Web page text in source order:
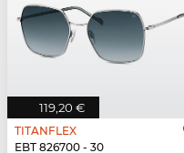
119,20 €
TITANFLEX
EBT 826700 - 30